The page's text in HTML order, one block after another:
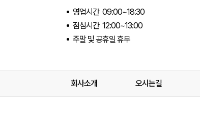
영업시간 09:00~18:30
점심시간 12:00~13:00
주말 및 공휴일 휴무
회사소개 오시는길